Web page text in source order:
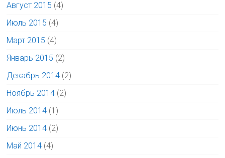
Август 2015 (4)
Июль 2015 (4)
Март 2015 (4)
Январь 2015 (2)
Декабрь 2014 (2)
Ноябрь 2014 (2)
Июль 2014 (1)
Июнь 2014 (2)
Май 2014 (4)